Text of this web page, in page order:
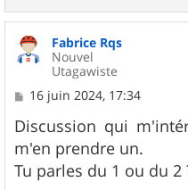
Fabrice Rqs
Nouvel
Utagawiste
M
s
s
a
g
e
16 juin 2024, 17:34
Discussion qui
m'en prendre un.
Tu parles du 1 ou du 2